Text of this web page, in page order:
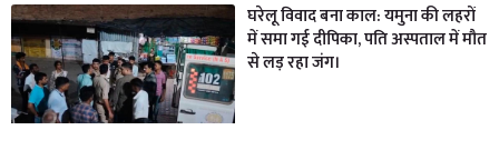
घरेलू विवाद बना काल: यमुना की लहरों
में समा गई दीपिका, पति अस्पताल में मौत
से लड़ रहा जंग।